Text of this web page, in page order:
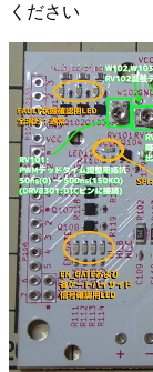
ください